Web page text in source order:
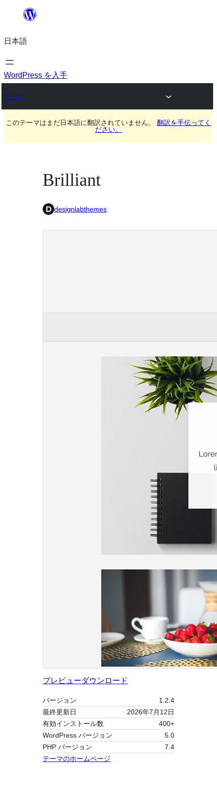
を
ス
キ
プ
日本語
WordPress を入手
テーマ
このテーマはまだ日本語に翻訳されていません。 翻訳を手伝ってく
ださい。
Brilliant
designlabthemes
プレビューダウンロード
バージョン
1.2.4
最終更新日
2026年7月12日
有効インストール数
400+
WordPress バージョン
5.0
PHP バージョン
7.4
テーマのホームページ